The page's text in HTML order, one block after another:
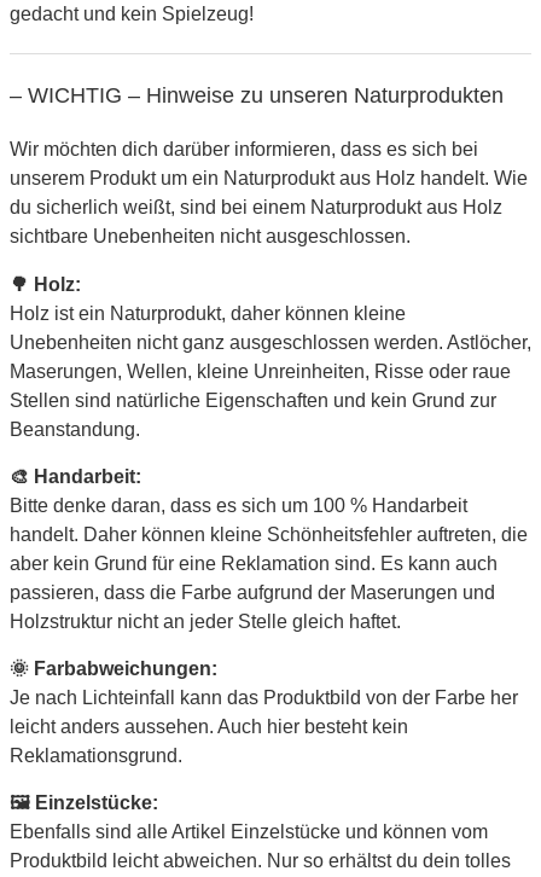
gedacht und kein Spielzeug!
– WICHTIG – Hinweise zu unseren Naturprodukten
Wir möchten dich darüber informieren, dass es sich bei
unserem Produkt um ein Naturprodukt aus Holz handelt. Wie
du sicherlich weißt, sind bei einem Naturprodukt aus Holz
sichtbare Unebenheiten nicht ausgeschlossen.
🌳 Holz:
Holz ist ein Naturprodukt, daher können kleine
Unebenheiten nicht ganz ausgeschlossen werden. Astlöcher,
Maserungen, Wellen, kleine Unreinheiten, Risse oder raue
Stellen sind natürliche Eigenschaften und kein Grund zur
Beanstandung.
🎨 Handarbeit:
Bitte denke daran, dass es sich um 100 % Handarbeit
handelt. Daher können kleine Schönheitsfehler auftreten, die
aber kein Grund für eine Reklamation sind. Es kann auch
passieren, dass die Farbe aufgrund der Maserungen und
Holzstruktur nicht an jeder Stelle gleich haftet.
🌞 Farbabweichungen:
Je nach Lichteinfall kann das Produktbild von der Farbe her
leicht anders aussehen. Auch hier besteht kein
Reklamationsgrund.
🖼 Einzelstücke:
Ebenfalls sind alle Artikel Einzelstücke und können vom
Produktbild leicht abweichen. Nur so erhältst du dein tolles